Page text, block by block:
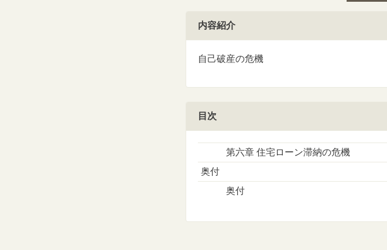
内容紹介
自己破産の危機
目次
第六章 住宅ローン滞納の危機
奥付
奥付